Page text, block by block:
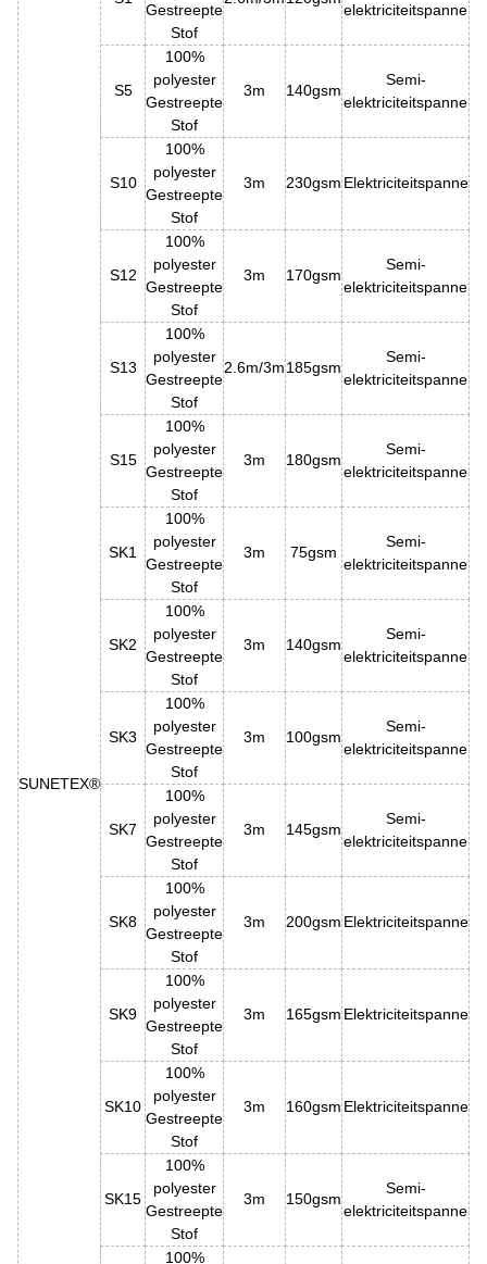
SUNETEX®
Gestreepte
Stof
elektriciteitspanne
S5
100%
polyester
Gestreepte
Stof
3m 140gsm
Semi-
elektriciteitspanne
S10
100%
polyester
Gestreepte
Stof
3m 230gsm Elektriciteitspanne
S12
100%
polyester
Gestreepte
Stof
3m 170gsm
Semi-
elektriciteitspanne
S13
100%
polyester
Gestreepte
Stof
2.6m/3m185gsm
Semi-
elektriciteitspanne
S15
100%
polyester
Gestreepte
Stof
3m 180gsm
Semi-
elektriciteitspanne
SK1
100%
polyester
Gestreepte
Stof
3m 75gsm
Semi-
elektriciteitspanne
SK2
100%
polyester
Gestreepte
Stof
3m 140gsm
Semi-
elektriciteitspanne
SK3
100%
polyester
Gestreepte
Stof
3m 100gsm
Semi-
elektriciteitspanne
SK7
100%
polyester
Gestreepte
Stof
3m 145gsm
Semi-
elektriciteitspanne
SK8
100%
polyester
Gestreepte
Stof
3m 200gsm Elektriciteitspanne
SK9
100%
polyester
Gestreepte
Stof
3m 165gsm Elektriciteitspanne
SK10
100%
polyester
Gestreepte
Stof
3m 160gsm Elektriciteitspanne
SK15
100%
polyester
Gestreepte
Stof
3m 150gsm
Semi-
elektriciteitspanne
100%